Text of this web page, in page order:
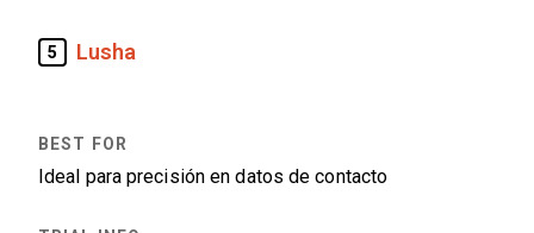
5 Lusha
Ideal para precisión en datos de contacto